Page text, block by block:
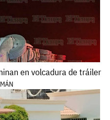
en volcadura de tráiler